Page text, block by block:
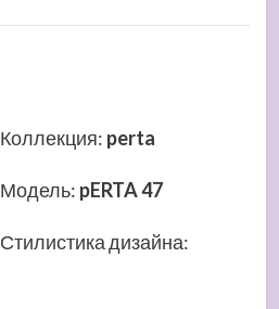
Коллекция: perta
Модель: pERTA 47
Стилистика дизайна: